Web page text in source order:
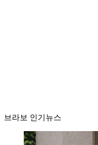
브라보 인기뉴스